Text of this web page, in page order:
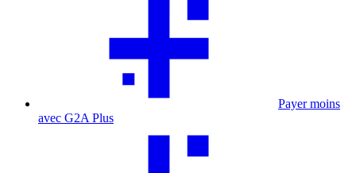
Payer moins
avec G2A Plus